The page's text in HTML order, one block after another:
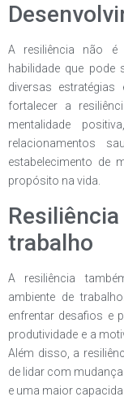
A resiliência não é
habilidade que pode
diversas
fortalecer a
mentalidade
relacionamentos
estabelecimento de
propósito na vida.
trabalho
A resiliência
ambiente de
enfrentar desafios e
produtividade e a
Além disso, a
de lidar com
e uma maior